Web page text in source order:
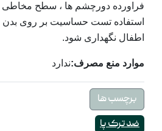
فراورده دورچشم ها ، سطح مخاطی
استفاده تست حساسیت بر روی بدن
اطفال نگهداری شود.
موارد منع مصرف:ندارد
برچسب ها
ضد ترک پا